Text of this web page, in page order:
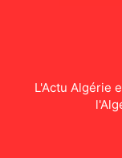
L'Actu Algérie